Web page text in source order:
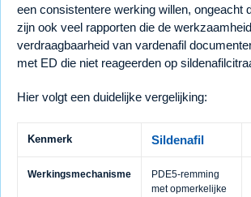
een consistentere werking willen, ongeacht
zijn ook veel rapporten die de
verdraagbaarheid van vardenafil
met ED die niet reageerden op
Hier volgt een duidelijke vergelijking:
Kenmerk Sildenafil
Werkingsmechanisme
PDE5-remming
met opmerkelijke